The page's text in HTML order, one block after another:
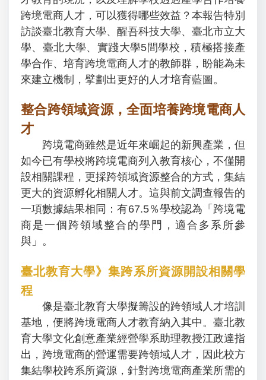
跨境電商人才，可以獲得哪些效益？本報告特別
訪談臺北教育大學、醒吾科技大學、臺北市立大
學、臺北大學、實踐大學5間學校，積極搭接產
學合作、培育跨境電商人才的教師群，盼能為未
來建立機制，擘劃出更好的人才培育藍圖。
整合跨領域資源，全面培養跨境電商人
才
跨境電商雖然是近年來崛起的新興產業，但
如今已有學校將跨境電商列入教育核心，不僅開
設相關課程，更採跨領域資源整合的方式，集結
更大的資源孵化相關人才。這與前文調查報告的
一項數據結果相同：有67.5％學校認為「跨境電
商是一個跨領域整合的學門，適合多系所參
與」。
臺北教育大學》集跨系所資源開設相關學
程
像是臺北教育大學擬籌設的跨領域人才培訓
基地，便將跨境電商人才教育納入其中。臺北教
育大學文化創意產業經營學系助理教授江政達指
出，跨境電商的營運需要跨領域人才，因此校方
集結學校跨系所資源，針對跨境電商產業所需的